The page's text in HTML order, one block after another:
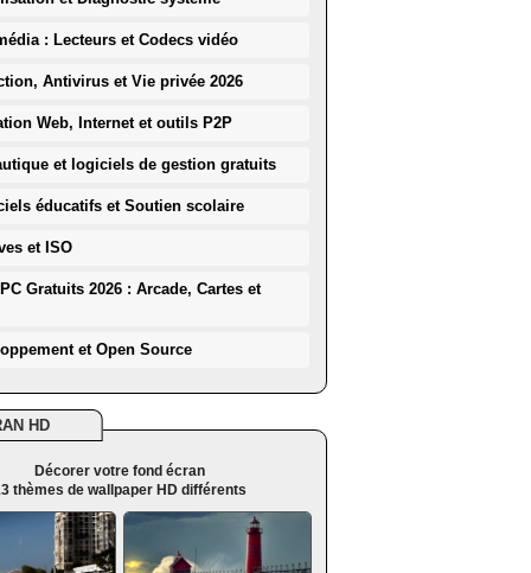
: Lecteurs et Codecs vidéo
Antivirus et Vie privée 2026
Web, Internet et outils P2P
et logiciels de gestion gratuits
éducatifs et Soutien scolaire
et ISO
Gratuits 2026 : Arcade, Cartes et
et Open Source
HD
Décorer votre fond écran
thèmes de wallpaper HD différents